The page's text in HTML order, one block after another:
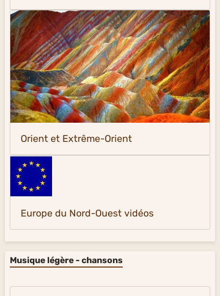
Orient et Extrême-Orient
Europe du Nord-Ouest vidéos
Musique légère - chansons